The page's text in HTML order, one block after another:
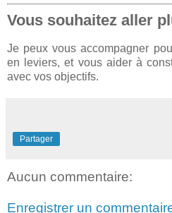
Vous souhaitez aller
Je peux vous accompagner
en leviers, et vous aider à
avec vos objectifs.
Partager
Aucun commentaire:
Enregistrer un